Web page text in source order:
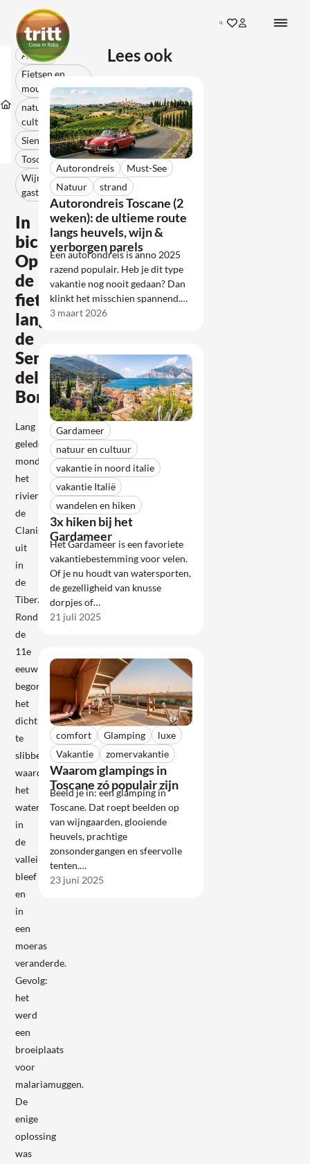
Ga direct naar de inhoud
Terug naar de startpagina
Search
Ga naar favorieten
Inloggen bij
Blogs
In
bici!
Op
de
fiets
langs
de
Sentiero
della
Bonifica
In
bici!
Op
de
fiets
langs
de
Sentiero
della
Bonifica
Arezzo
Fietsen en
mountainbiken
natuur en
cultuur
Siena
Toscane
Wijn en
gastronomie
14
juli
2013
Lang
geleden
mondde
het
riviertje
de
Clanis
uit
in
de
Tiber.
Rond
de
11e
eeuw
begon
het
dicht
te
slibben,
waardoor
het
water
in
de
vallei
bleef
en
in
een
moeras
veranderde.
Gevolg:
het
werd
een
broeiplaats
voor
malariamuggen.
De
enige
oplossing
was
Lees ook
Autorondreis Toscane (2
weken): de ultieme route
langs heuvels, wijn &
verborgen parels
Autorondreis
Must-See
Natuur
strand
Een autorondreis is anno 2025
razend populair. Heb je dit type
vakantie nog nooit gedaan? Dan
klinkt het misschien spannend.…
3 maart 2026
3x hiken bij het
Gardameer
Gardameer
natuur en cultuur
vakantie in noord italie
vakantie Italië
wandelen en hiken
Het Gardameer is een favoriete
vakantiebestemming voor velen.
Of je nu houdt van watersporten,
de gezelligheid van knusse
dorpjes of…
21 juli 2025
Waarom glampings in
Toscane zó populair zijn
comfort Glamping
luxe
Vakantie
zomervakantie
Beeld je in: een glamping in
Toscane. Dat roept beelden op
van wijngaarden, glooiende
heuvels, prachtige
zonsondergangen en sfeervolle
tenten.…
23 juni 2025